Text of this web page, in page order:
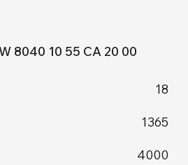
8040 10 55 CA 20 00
18
1365
4000